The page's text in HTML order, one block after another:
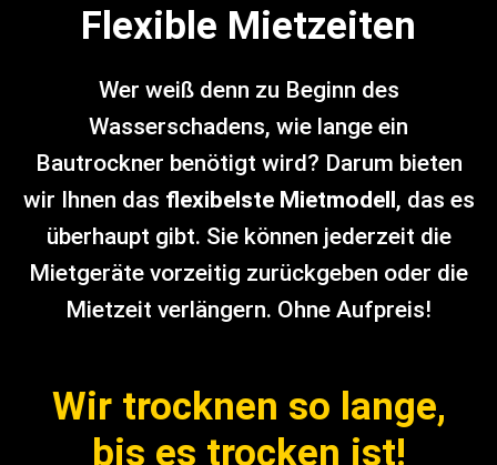
Flexible Mietzeiten
Wer weiß denn zu Beginn des
Wasserschadens, wie lange ein
Bautrockner benötigt wird? Darum bieten
wir Ihnen das flexibelste Mietmodell, das es
überhaupt gibt. Sie können jederzeit die
Mietgeräte vorzeitig zurückgeben oder die
Mietzeit verlängern. Ohne Aufpreis!
Wir trocknen so lange,
bis es trocken ist!